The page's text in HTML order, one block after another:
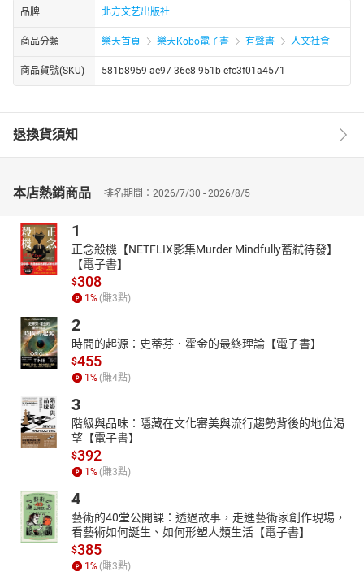
品牌 北方文艺出版社
商品分類 樂天首頁 樂天Kobo電子書 有聲書 人文社會
商品貨號(SKU) 581b8959-ae97-36e8-951b-efc3f01a4571
退換貨須知
本店熱銷商品 排名期間：2026/7/30 - 2026/8/5
1
正念殺機【NETFLIX影集Murder Mindfully蓄弒待發】
【電子書】
$308
1% (賺3點)
2
時間的起源：史蒂芬．霍金的最終理論【電子書】
$455
1% (賺4點)
3
階級與品味：隱藏在文化審美與流行趨勢背後的地位渴
望【電子書】
$392
1% (賺3點)
4
藝術的40堂公開課：透過故事，走進藝術家創作現場，
看藝術如何誕生、如何形塑人類生活【電子書】
$385
1% (賺3點)